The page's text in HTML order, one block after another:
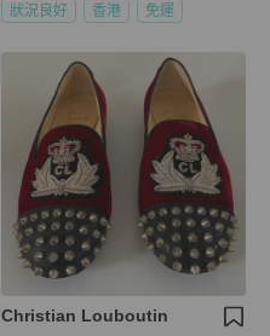
狀況良好 香港 免運
Christian Louboutin